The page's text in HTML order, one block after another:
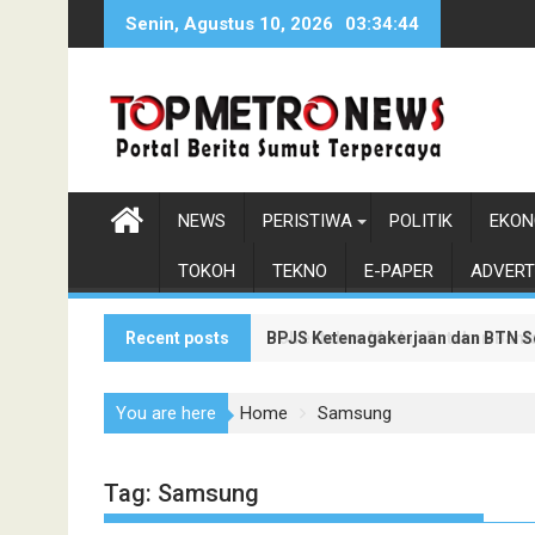
Senin, Agustus 10, 2026 03:34:45
NEWS PERISTIWA POLITIK
TOKOH TEKNO E-PAPER
Recent posts BPJS Ketenagakerjaan dan BTN
Polrestabes Medan Ratakan
You are here Home Samsung
Tag: Samsung